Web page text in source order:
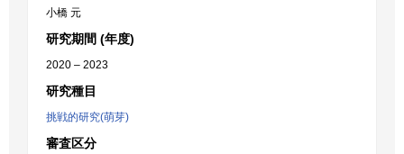
小橋 元
研究期間 (年度)
2020 – 2023
研究種目
挑戦的研究(萌芽)
審査区分